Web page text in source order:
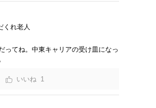
くれ老人
ってね。中東キャリアの受け皿になっ
1